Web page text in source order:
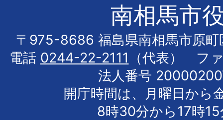
南相馬市
〒975-8686 福島県南相馬市原町
電話 0244-22-2111
（代表） フ
法人番号
開庁時間は、月曜日から
8時30分から17時